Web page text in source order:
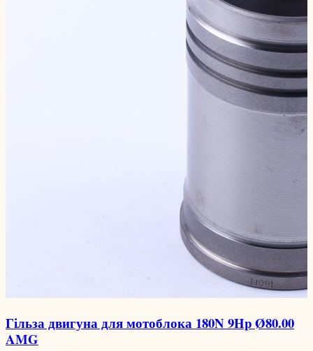
Гільза двигуна для мотоблока 180N 9Hp Ø80.00
AMG